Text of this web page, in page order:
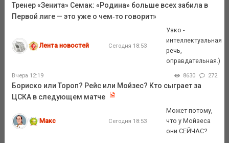
Тренер «Зенита» Семак: «Родина» больше всех забила в
Первой лиге — это уже о чем‑то говорит»
Лента новостей Сегодня 18:53
Узко -
интеллектуальная
речь,
оправдательная.)
Вчера 12:19 8630 272
Бориско или Тороп? Рейс или Мойзес? Кто сыграет за
ЦСКА в следующем матче
Макс Сегодня 18:53
Может потому,
что у Мойзеса
они СЕЙЧАС?